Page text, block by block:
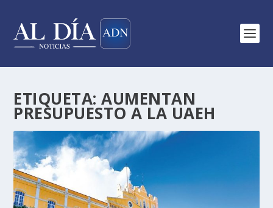
ETIQUETA:AUMENTAN
PRESUPUESTO A LA UAEH